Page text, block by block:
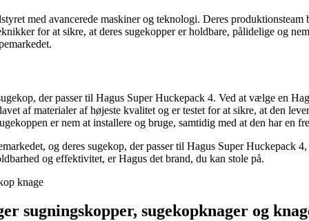
med avancerede maskiner og teknologi. Deres
for at sikre, at deres sugekopper er holdbare, pålidelige og
der passer til Hagus Super Huckepack 4. Ved at vælge en
af materialer af højeste kvalitet og er testet for at sikre, at den
er nem at installere og bruge, samtidig med at den har en
og deres sugekop, der passer til Hagus Super Huckepack
og effektivitet, er Hagus det brand, du kan stole på.
knage
sugningskopper, sugekopknager og